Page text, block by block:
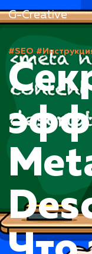
G-Creative
#SEO